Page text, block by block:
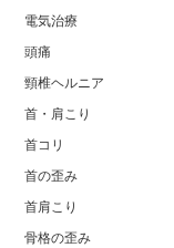
電気治療
頭痛
頸椎ヘルニア
首・肩こり
首コリ
首の歪み
首肩こり
骨格の歪み